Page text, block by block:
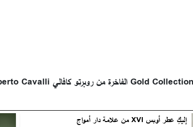
إليكِ عطر أوبس XVI من علامة دار أمواج